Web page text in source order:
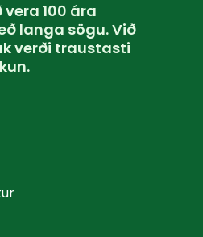
100 ára
langa sögu. Við
verði traustasti